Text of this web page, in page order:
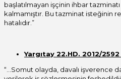
başlatılmayan işçinin ihbar
kalmamıştır. Bu tazminat isteğinin
hatalıdır.”
Yargıtay 22.HD. 2012/
“…Somut olayda, davalı işverence